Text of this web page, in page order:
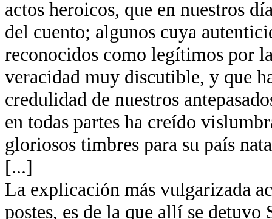
actos heroicos, que en nuestros
del cuento; algunos cuya
reconocidos como legítimos por
veracidad muy discutible, y que
credulidad de nuestros
en todas partes ha creído
gloriosos timbres para su país
[...]
La explicación más vulgarizada
postes, es de la que allí se detuvo